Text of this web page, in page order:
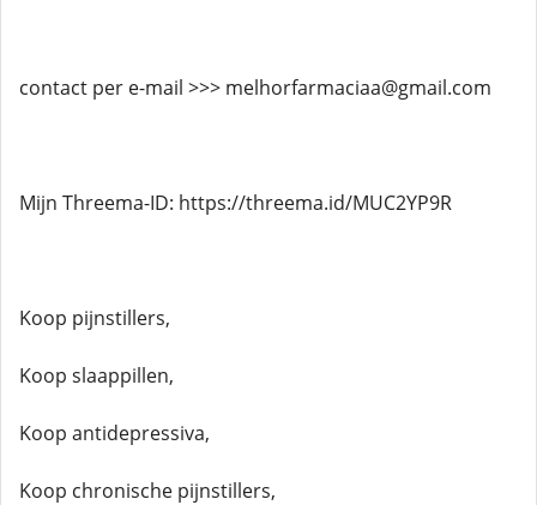
contact per e-mail >>> melhorfarmaciaa@gmail.com
Mijn Threema-ID: https://threema.id/MUC2YP9R
Koop pijnstillers,
Koop slaappillen,
Koop antidepressiva,
Koop chronische pijnstillers,